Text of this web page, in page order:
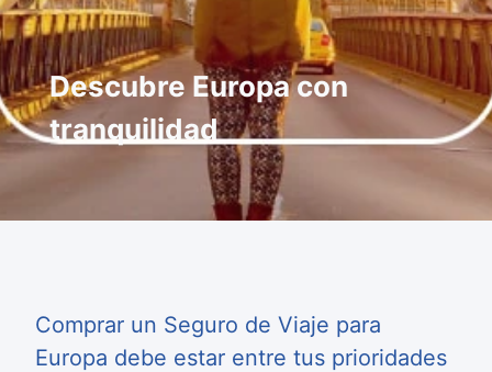
Descubre Europa con
tranquilidad
Comprar un Seguro de Viaje para
Europa debe estar entre tus prioridades